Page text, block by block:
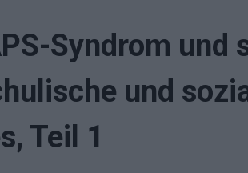
Syndrom
und
Teil 1